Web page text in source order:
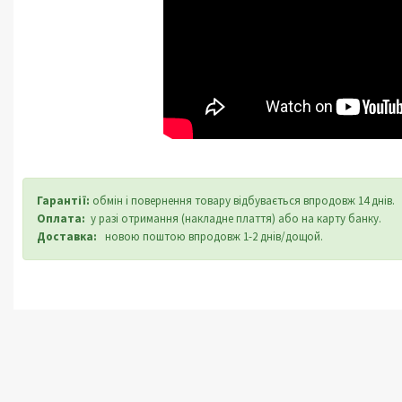
Гарантії: обмін і повернення товару відбувається впродовж 14 днів.
Оплата: у разі отримання (накладне плаття) або на карту банку.
Доставка: новою поштою впродовж 1-2 днів/дощой.